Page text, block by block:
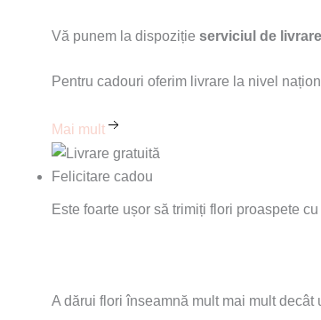
Vă punem la dispoziție serviciul de
Pentru cadouri oferim livrare la nivel
Mai mult
Felicitare cadou
Este foarte ușor să trimiți flori proaspete
A dărui flori înseamnă mult mai mult